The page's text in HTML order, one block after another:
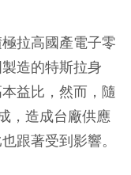
拉高國產電子零
造的特斯拉身
益比，然而，隨
，造成台廠供應
跟著受到影響。